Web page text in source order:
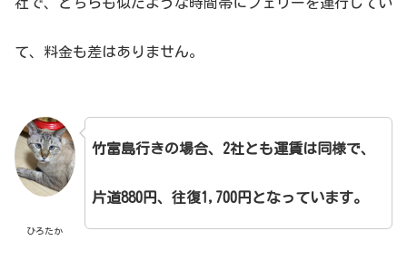
て、料金も差はありません。
ひろたか
竹富島行きの場合、2社とも運賃は同様で、
片道880円、往復1,700円となっています。